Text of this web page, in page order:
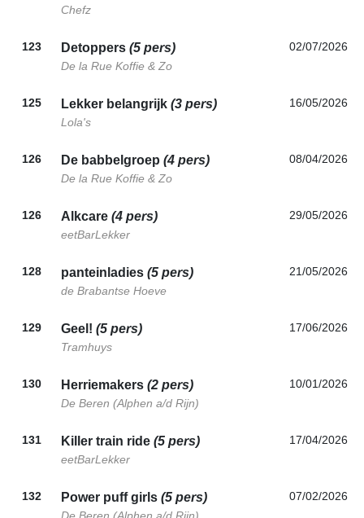
Chefz
123 Detoppers (5 pers)
De la Rue Koffie & Zo
02/07/2026
125 Lekker belangrijk (3 pers)
Lola's
16/05/2026
126 De babbelgroep (4 pers)
De la Rue Koffie & Zo
08/04/2026
126 Alkcare (4 pers)
eetBarLekker
29/05/2026
128 panteinladies (5 pers)
de Brabantse Hoeve
21/05/2026
129 Geel! (5 pers)
Tramhuys
17/06/2026
130 Herriemakers (2 pers)
De Beren (Alphen a/d Rijn)
10/01/2026
131 Killer train ride (5 pers)
eetBarLekker
17/04/2026
132 Power puff girls (5 pers) 07/02/2026